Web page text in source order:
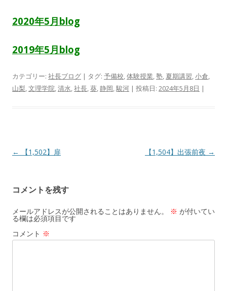
2020年5月blog
2019年5月blog
カテゴリー: 社長ブログ | タグ: 予備校,体験授業,塾, 夏期講習,小倉,
山梨,文理学院,清水,社長,葵,静岡,駿河 | 投稿日: 2024年5月8日 |
投
ビ
ゲ
ー
シ
← 【1,502】扉 【1,504】出張前夜 →
コメントを残す
メールアドレスが公開されることはありません。 ※ が付いてい
る欄は必須項目です
コメント ※